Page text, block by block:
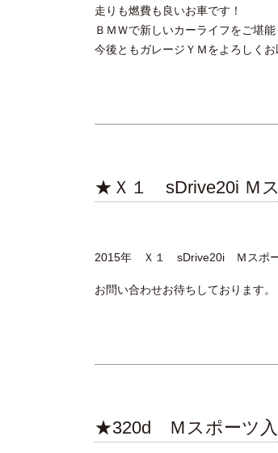
走りも燃費も良いお車です！
ＢＭＷで新しいカーライフをご堪能
今後ともガレージＹＭをよろしくお
★Ｘ１ sDrive20i Ｍ
2015年 Ｘ１ sDrive20i Ｍスポ
お問い合わせお待ちしております。
★320d Ｍスポーツ